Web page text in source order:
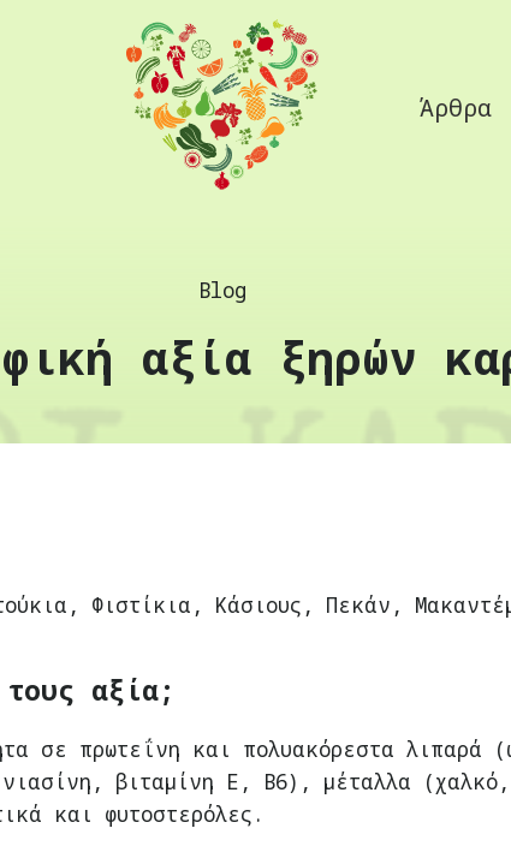
Άρθρα
Blog
αξία ξηρών
Φιστίκια, Κάσιους, Πεκάν,
αξία;
σε πρωτεΐνη και πολυακόρεστα λιπαρά
βιταμίνη Ε, Β6), μέταλλα
και φυτοστερόλες.